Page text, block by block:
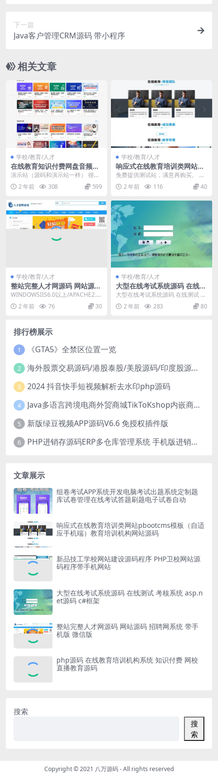
下一篇
Java客户管理CRM源码 带小程序
相关文章
学校/教育/人才
在线教育知识付费网盘音频视
频课程赚钱PHP系统源码【适
合任意虚拟资源项目变现】
演示站（源码和演示站一样） 很多
人有自己的视频、音频、图文、网
盘素材资源教程，想...
2 年前 308 599
学校/教育/人才
响应式在线教育培训类网站pb
ootcms模板（自适应手机
端）教育培训机构网站源码
免费提供测试站，满意再购买。 模
板默认SQLite数据库，如需Mysql
数据库s...
2 年前 116 40
学校/教育/人才
整站完整人才网源码 网站源码
招聘网系统 带手机版 微信版
WINDOWSIIS6.0以上/APACHE2.0
+PHP5.3以上+MySQL...
2 年前 76 30
学校/教育/人才
大型在线考试系统源码 在线测
试 考核系统 asp.net源码 c#
大型在线考试系统源码 在线测试 考
核系统 asp.net源码 c#框架 开发环
境...2 年前 283 80
排行榜展示
1 《GTA5》全禁区位置一览
2 海外股票交易源码/港股泰股/美股源码/印度股源码/马拉西亚股票源码/国际股票配资
3 2024 抖音快手短视频解析去水印php源码
4 Java多语言跨境电商外贸商城TikToKshop内嵌商城I商家入驻I一键铺
5 新版绿豆视频APP源码V6.6 免授权插件版
6 PHP进销存源码ERP多仓库管理系统 手机版进销存 php网络版进销存小程序
文章展示
组卷考试APP系统开发电脑考试出题系统定制题
库试卷管理在线考试答题刷题电子试卷自动
响应式在线教育培训类网站pbootcms模板（自适
应手机端）教育培训机构网站源码
新品技工学校网站建设源码程序 PHP卫校网站源
码程序带手机网站
大型在线考试系统源码 在线测试 考核系统 asp.n
et源码 c#框架
整站完整人才网源码 网站源码 招聘网系统 带手
机版 微信版
php源码 在线教育培训机构系统 知识付费 网校
直播教育源码
搜索
搜
索
Copyright © 2021 八万源码- All rights reserved